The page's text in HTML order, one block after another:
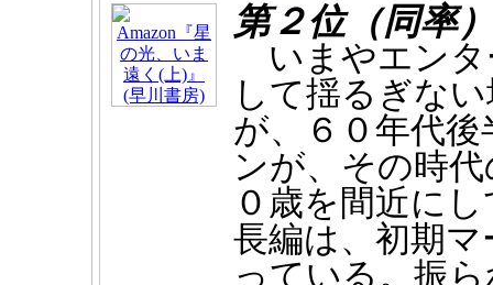
第２位（同率
いまやエンタ
して揺るぎな
が、６０年代
ンが、その時
０歳を間近に
長編は、初期
っている。振